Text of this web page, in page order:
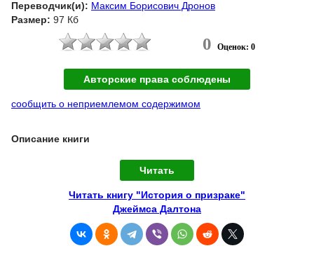
Переводчик(и): Максим Борисович Дронов
Размер: 97 Кб
0 Оценок: 0
Авторские права соблюдены
сообщить о неприемлемом содержимом
Описание книги
Читать
Читать книгу "История о призраке"
Джеймса Далтона